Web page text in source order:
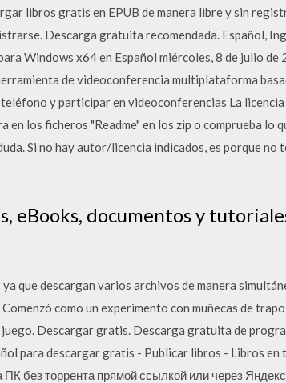
libros gratis en EPUB de manera libre y sin
Descarga gratuita recomendada. Español,
Windows x64 en Español miércoles, 8 de julio
de videoconferencia multiplataforma
y participar en videoconferencias La
en los ficheros "Readme" en los zip o comprueba lo
Si no hay autor/licencia indicados, es porque
eBooks, documentos y
que descargan varios archivos de manera
como un experimento con muñecas de
Descargar gratis. Descarga gratuita de
para descargar gratis - Publicar libros - Libros
без торрента прямой ссылкой или через